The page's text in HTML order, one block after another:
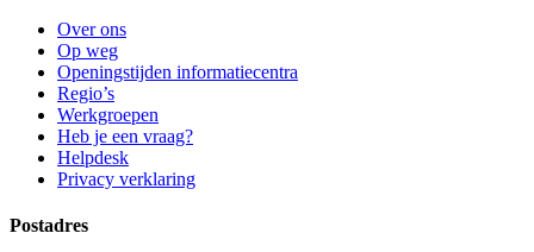
Over ons
Op weg
Openingstijden informatiecentra
Regio’s
Werkgroepen
Heb je een vraag?
Helpdesk
Privacy verklaring
Postadres